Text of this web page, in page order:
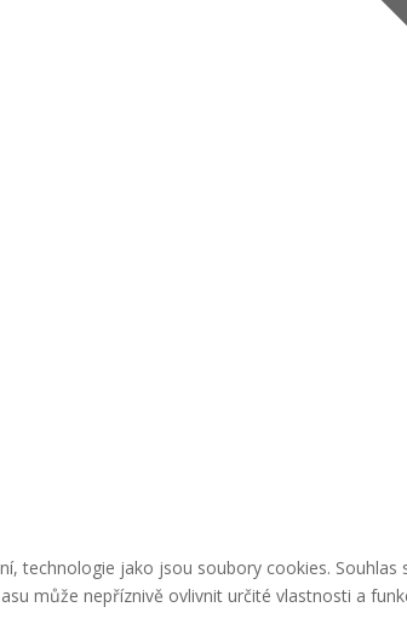
technologie jako jsou soubory cookies.
může nepříznivě ovlivnit určité vlastnosti a